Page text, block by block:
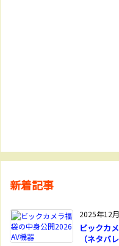
新着記事
2025年12
ビックカ
（ネタバ